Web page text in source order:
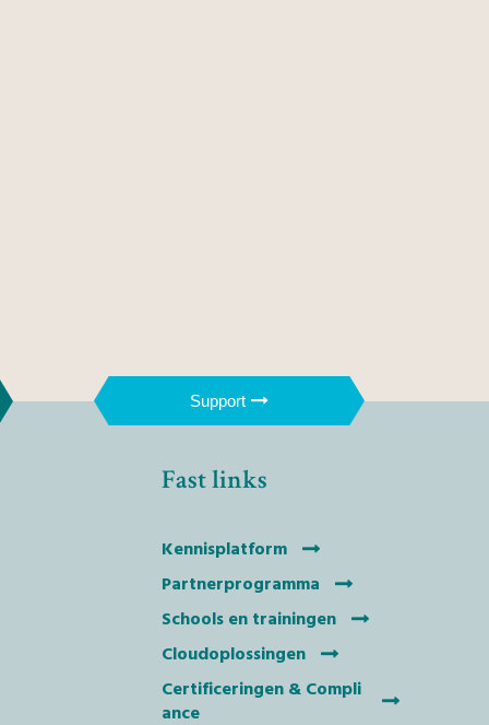
Support
Fast links
Kennisplatform
Partnerprogramma
Schools en trainingen
Cloudoplossingen
Certificeringen & Compli
ance